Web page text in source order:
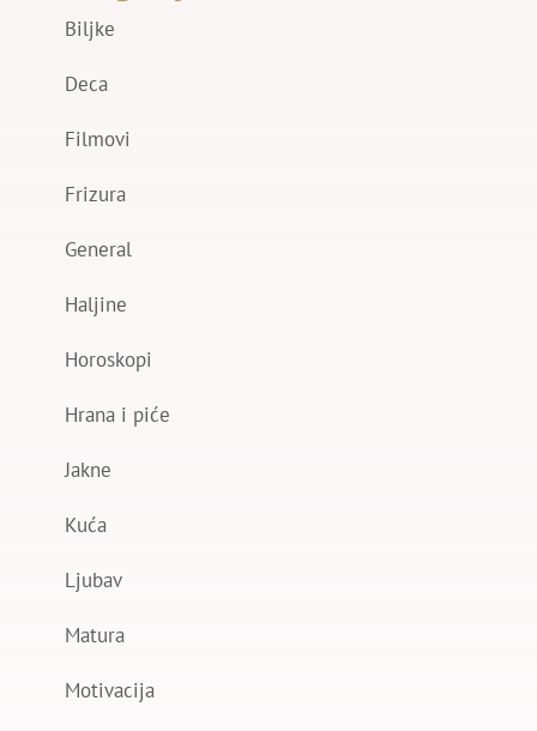
Biljke
Deca
Filmovi
Frizura
General
Haljine
Horoskopi
Hrana i piće
Jakne
Kuća
Ljubav
Matura
Motivacija